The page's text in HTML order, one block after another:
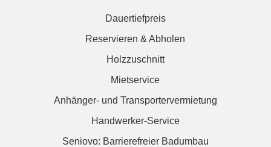
Dauertiefpreis
Reservieren & Abholen
Holzzuschnitt
Mietservice
Anhänger- und Transportervermietung
Handwerker-Service
Seniovo: Barrierefreier Badumbau